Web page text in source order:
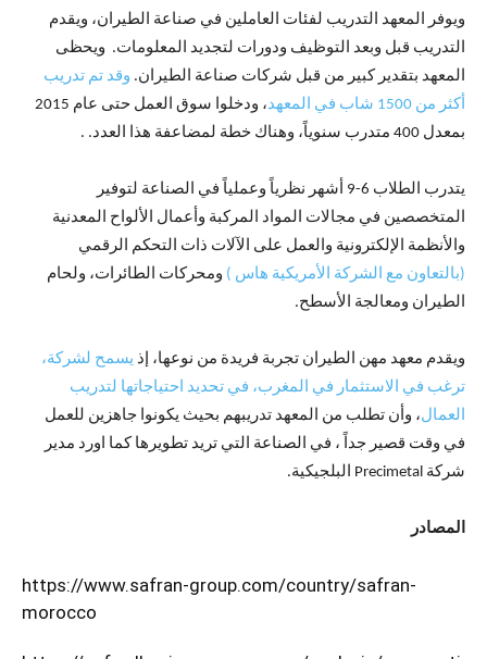
ويوفر المعهد التدريب لفئات العاملين في صناعة الطيران، ويقدم
التدريب قبل وبعد التوظيف ودورات لتجديد المعلومات. ويحظى
المعهد بتقدير كبير من قبل شركات صناعة الطيران. وقد تم تدريب
أكثر من 1500 شاب في المعهد
، ودخلوا سوق العمل حتى عام 2015
بمعدل 400 متدرب سنوياً، وهناك خطة لمضاعفة هذا العدد. .
يتدرب الطلاب 6-9 أشهر نظرياً وعملياً في الصناعة لتوفير
المتخصصين في مجالات المواد المركبة وأعمال الألواح المعدنية
والأنظمة الإلكترونية والعمل على الآلات ذات التحكم الرقمي
(بالتعاون مع الشركة الأمريكية هاس ) ومحركات الطائرات، ولحام
الطيران ومعالجة الأسطح.
ويقدم معهد مهن الطيران تجربة فريدة من نوعها، إذ يسمح لشركة،
ترغب في الاستثمار في المغرب، في تحديد احتياجاتها لتدريب
العمال، وأن تطلب من المعهد تدريبهم بحيث يكونوا جاهزين للعمل
في وقت قصير جداً ، في الصناعة التي تريد تطويرها كما اورد مدير
شركة Precimetal البلجيكية.
المصادر
https://www.safran-group.com/country/safran-
morocco